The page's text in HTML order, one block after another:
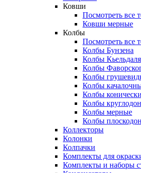
Ковши
Посмотреть все
Ковши мерные
Колбы
Посмотреть все
Колбы Бунзена
Колбы Кьельдаля
Колбы
Колбы
Колбы
Колбы
Колбы
Колбы мерные
Колбы
Коллекторы
Колонки
Колпачки
Комплекты для
Комплекты и наборы